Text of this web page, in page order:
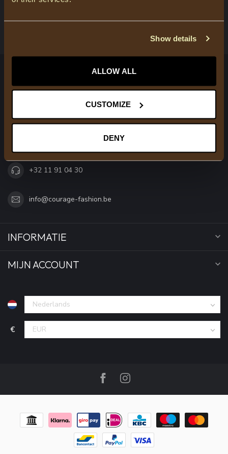
Show details
ALLOW ALL
CUSTOMIZE
DENY
COURAGE
Molenweg 79
+32 11 91 04 30
info@courage-fashion.be
INFORMATIE
MIJN ACCOUNT
€